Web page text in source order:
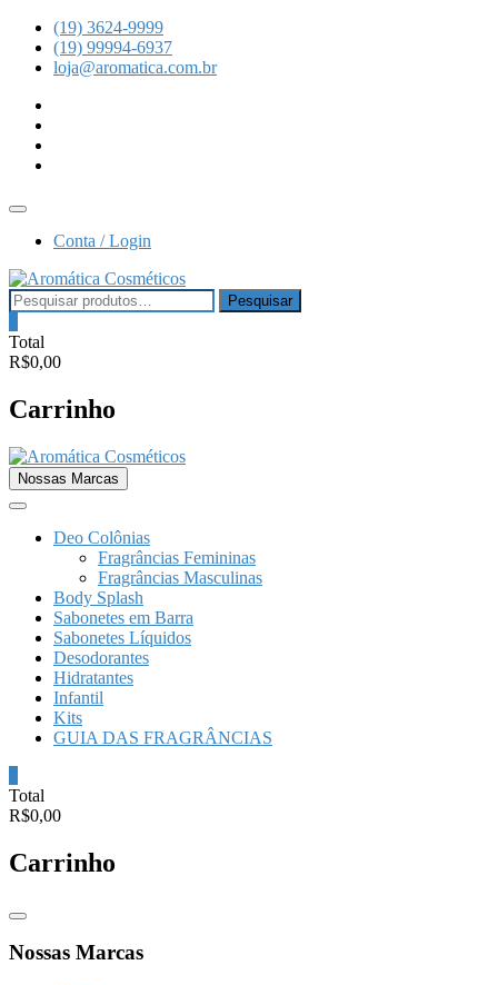
Skip
content
(19) 3624-9999
(19) 99994-6937
loja@aromatica.com.br
Topbar
Conta / Login
Pesquisar
por:
Pesquisar
Total
R$0,00
Carrinho
Nossas Marcas
Deo Colônias
Fragrâncias Femininas
Fragrâncias Masculinas
Body Splash
Sabonetes em Barra
Sabonetes Líquidos
Desodorantes
Hidratantes
Infantil
Kits
GUIA DAS FRAGRÂNCIAS
Total
R$0,00
Carrinho
Catalog
Nossas Marcas